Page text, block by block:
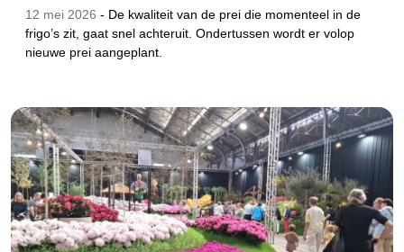
12 mei 2026 - De kwaliteit van de prei die momenteel in de
frigo’s zit, gaat snel achteruit. Ondertussen wordt er volop
nieuwe prei aangeplant.